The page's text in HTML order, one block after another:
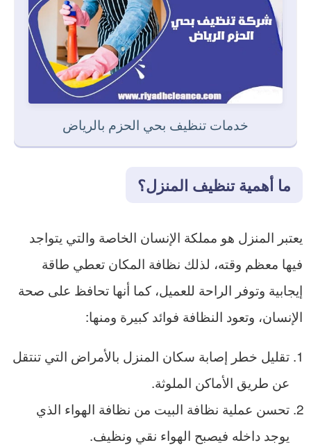
خدمات تنظيف بحي الحزم بالرياض
ما أهمية تنظيف المنزل؟
يعتبر المنزل هو مملكة الإنسان الخاصة والتي يتواجد
فيها معظم وقته، لذلك نظافة المكان تعطي طاقة
إيجابية وتوفر الراحة للعميل، كما أنها تحافظ على صحة
الإنسان، وتعود النظافة فوائد كبيرة ومنها:
تقليل خطر إصابة سكان المنزل بالأمراض التي تنتقل
عن طريق الأماكن الملوثة.
تحسن عملية نظافة البيت من نظافة الهواء الذي
يوجد داخله فيصبح الهواء نقي ونظيف.